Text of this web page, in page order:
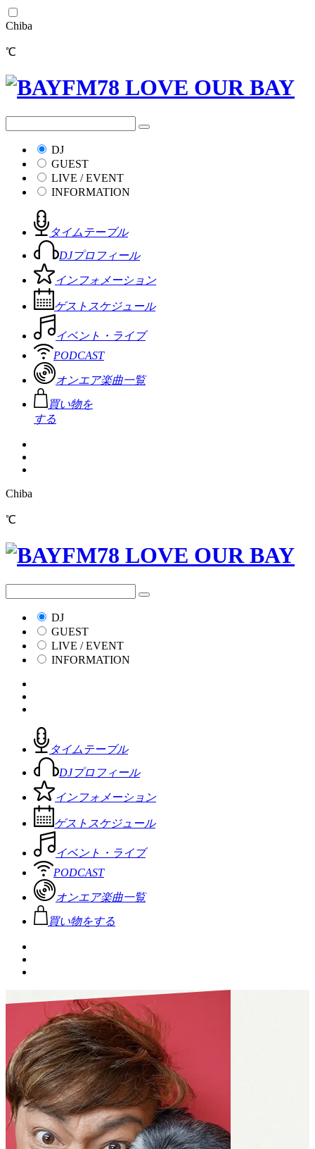
Chiba
℃
DJ
GUEST
LIVE / EVENT
INFORMATION
タイムテーブル
DJプロフィール
インフォメーション
ゲストスケジュール
イベント・ライブ
PODCAST
オンエア楽曲一覧
買い物を
する
Chiba
℃
DJ
GUEST
LIVE / EVENT
INFORMATION
タイムテーブル
DJプロフィール
インフォメーション
ゲストスケジュール
イベント・ライブ
PODCAST
オンエア楽曲一覧
買い物をする